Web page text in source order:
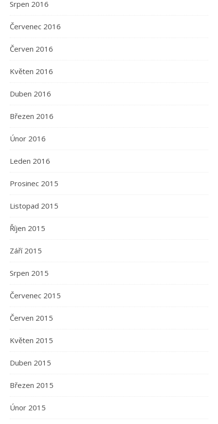
Srpen 2016
Červenec 2016
Červen 2016
Květen 2016
Duben 2016
Březen 2016
Únor 2016
Leden 2016
Prosinec 2015
Listopad 2015
Říjen 2015
Září 2015
Srpen 2015
Červenec 2015
Červen 2015
Květen 2015
Duben 2015
Březen 2015
Únor 2015